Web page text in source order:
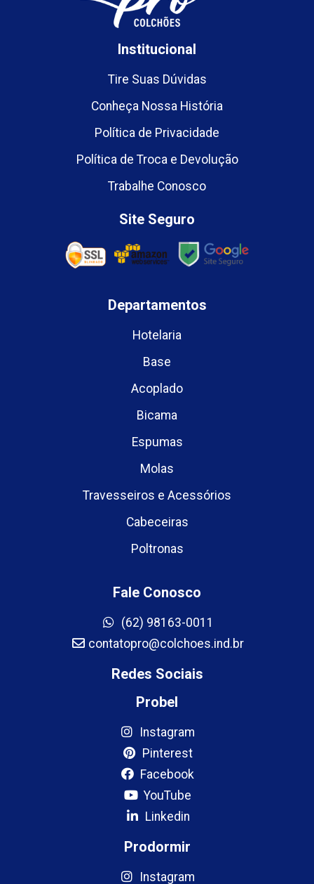
Institucional
Tire Suas Dúvidas
Conheça Nossa História
Política de Privacidade
Política de Troca e Devolução
Trabalhe Conosco
Site Seguro
Departamentos
Hotelaria
Base
Acoplado
Bicama
Espumas
Molas
Travesseiros e Acessórios
Cabeceiras
Poltronas
Fale Conosco
(62) 98163-0011
contatopro@colchoes.ind.br
Redes Sociais
Probel
Instagram
Pinterest
Facebook
YouTube
Linkedin
Prodormir
Instagram